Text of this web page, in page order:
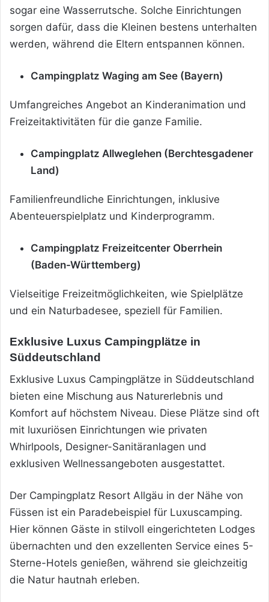
sogar eine Wasserrutsche. Solche Einrichtungen
sorgen dafür, dass die Kleinen bestens unterhalten
werden, während die Eltern entspannen können.
Campingplatz Waging am See (Bayern)
Umfangreiches Angebot an Kinderanimation und
Freizeitaktivitäten für die ganze Familie.
Campingplatz Allweglehen (Berchtesgadener
Land)
Familienfreundliche Einrichtungen, inklusive
Abenteuerspielplatz und Kinderprogramm.
Campingplatz Freizeitcenter Oberrhein
(Baden-Württemberg)
Vielseitige Freizeitmöglichkeiten, wie Spielplätze
und ein Naturbadesee, speziell für Familien.
Exklusive Luxus Campingplätze in
Süddeutschland
Exklusive Luxus Campingplätze in Süddeutschland
bieten eine Mischung aus Naturerlebnis und
Komfort auf höchstem Niveau. Diese Plätze sind oft
mit luxuriösen Einrichtungen wie privaten
Whirlpools, Designer-Sanitäranlagen und
exklusiven Wellnessangeboten ausgestattet.
Der Campingplatz Resort Allgäu in der Nähe von
Füssen ist ein Paradebeispiel für Luxuscamping.
Hier können Gäste in stilvoll eingerichteten Lodges
übernachten und den exzellenten Service eines 5-
Sterne-Hotels genießen, während sie gleichzeitig
die Natur hautnah erleben.